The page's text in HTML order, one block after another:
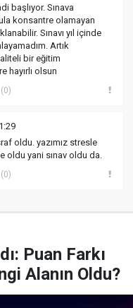
başlıyor. Sınava
konsantre olamayan
Sınavı yıl içinde
Artık
bir eğitim
hayırlı olsun
(0)
oldu. yazımız stresle
oldu yani sınav oldu da.
(0)
Puan Farkı
Alanın Oldu?